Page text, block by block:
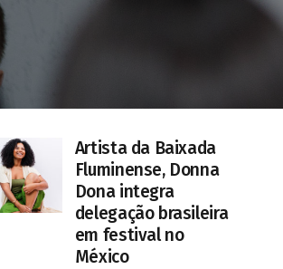
Artista da Baixada
Fluminense, Donna
Dona integra
delegação brasileira
em festival no
México